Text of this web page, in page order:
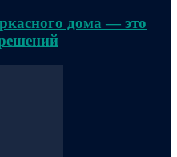
дома — это